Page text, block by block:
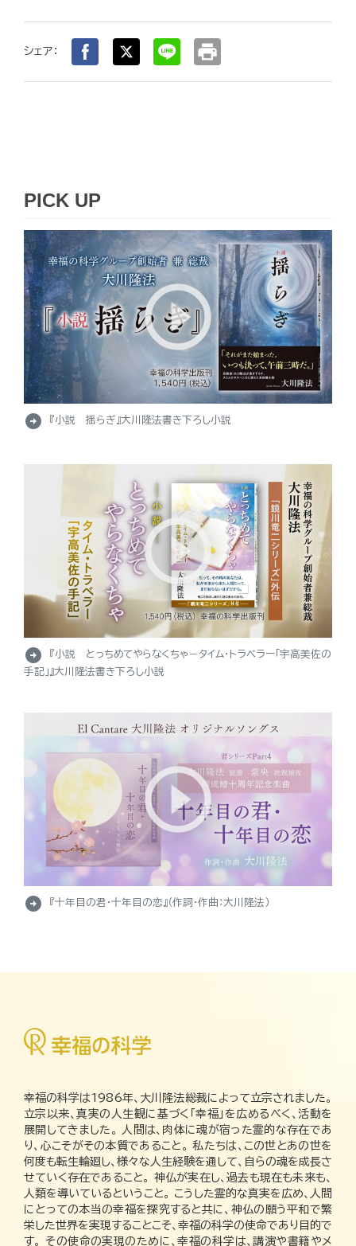
シェア： print
PICK UP
arrow_circle_right 『小説 揺らぎ』大川隆法書き下ろし小説
arrow_circle_right
『小説 とっちめてやらなくちゃ－タイム・トラベラー「宇高美佐の
手記」』大川隆法書き下ろし小説
arrow_circle_right 『十年目の君・十年目の恋』（作詞・作曲：大川隆法）
幸福の科学は1986年、大川隆法総裁によって立宗されました。
立宗以来、真実の人生観に基づく「幸福」を広めるべく、活動を
展開してきました。 人間は、肉体に魂が宿った霊的な存在であ
り、心こそがその本質であること。 私たちは、この世とあの世を
何度も転生輪廻し、様々な人生経験を通して、自らの魂を成長さ
せていく存在であること。 神仏が実在し、過去も現在も未来も、
人類を導いているということ。 こうした霊的な真実を広め、人間
にとっての本当の幸福を探究すると共に、神仏の願う平和で繁
栄した世界を実現することこそ、幸福の科学の使命であり目的で
す。 その使命の実現のために、幸福の科学は、講演や書籍やメ